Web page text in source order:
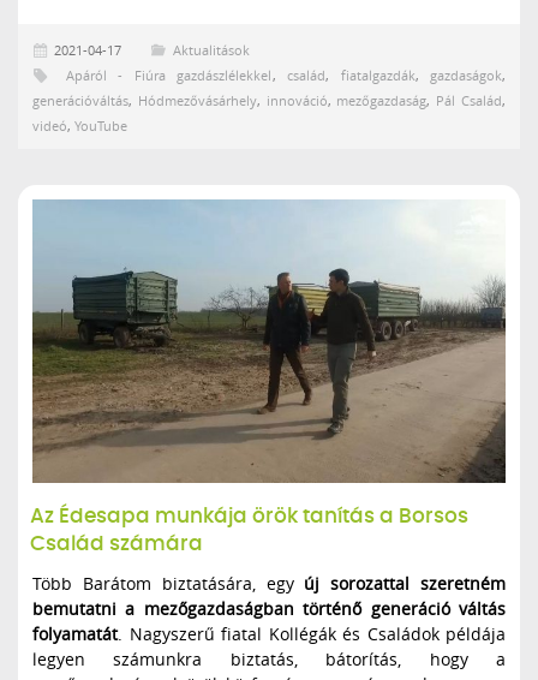
2021-04-17
Aktualitások
Apáról - Fiúra gazdászlélekkel ,család, fiatalgazdák, gazdaságok,
generációváltás, Hódmezővásárhely, innováció, mezőgazdaság, Pál Család,
videó, YouTube
Az Édesapa munkája örök tanítás a Borsos
Család számára
Több Barátom biztatására, egy új sorozattal szeretném
bemutatni a mezőgazdaságban történő generáció váltás
folyamatát. Nagyszerű fiatal Kollégák és Családok példája
legyen számunkra biztatás, bátorítás, hogy a